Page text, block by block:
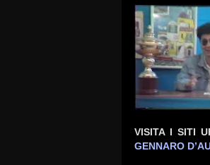
VISITA I SITI
GENNARO